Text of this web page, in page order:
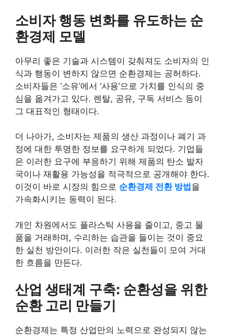
소비자 행동 변화를 유도하는 순
환경제 모델
아무리 좋은 기술과 시스템이 갖춰져도 소비자의 인
식과 행동이 변하지 않으면 순환경제는 공허하다.
소비자들은 ‘소유’에서 ‘사용’으로 가치를 인식의 중
심을 옮겨가고 있다. 렌탈, 공유, 구독 서비스 등이
그 대표적인 형태이다.
더 나아가, 소비자는 제품의 생산 과정이나 폐기 과
정에 대한 투명한 정보를 요구하게 되었다. 기업들
은 이러한 요구에 부응하기 위해 제품의 탄소 발자
국이나 재활용 가능성을 적극적으로 공개해야 한다.
이것이 바로 시장의 힘으로 순환경제 전환 방법 을
가속화시키는 동력이 된다.
개인 차원에서도 플라스틱 사용을 줄이고, 중고 물
품을 거래하며, 수리하는 습관을 들이는 것이 중요
한 실천 방안이다. 이러한 작은 실천들이 모여 거대
한 흐름을 만든다.
산업 생태계 구축: 순환성을 위한
순환 고리 만들기
순환경제는 특정 산업만의 노력으로 완성되지 않는